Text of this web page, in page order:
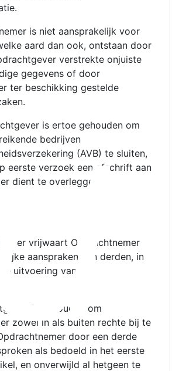
is niet aansprakelijk voor
aard dan ook, ontstaan door
verstrekte onjuiste
gegevens of door
ter beschikking gestelde
is ertoe gehouden om
bedrijven
(AVB) te sluiten,
eerste verzoek een afschrift aan
dient te overleggen.
vrijwaart Opdrachtnemer
aanspraken van derden, in
uitvoering van de
is gehouden om
zowel in als buiten rechte bij te
door een derde
als bedoeld in het eerste
en onverwijld al hetgeen te